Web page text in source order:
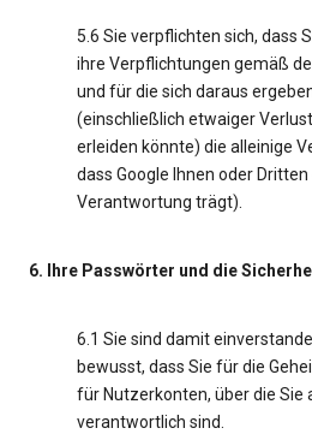
5.6 Sie verpflichten sich, dass
ihre Verpflichtungen gemäß
und für die sich daraus
(einschließlich etwaiger
erleiden könnte) die alleinige
dass Google Ihnen oder
Verantwortung trägt).
6. Ihre Passwörter und die
6.1 Sie sind damit
bewusst, dass Sie für die
für Nutzerkonten, über die Sie
verantwortlich sind.